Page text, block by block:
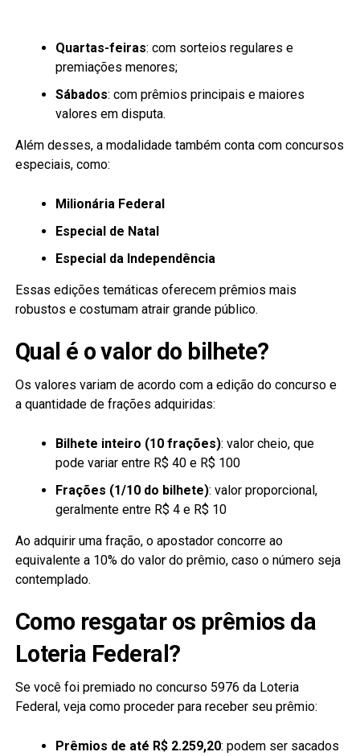
Quartas-feiras: com sorteios regulares e
premiações menores;
Sábados: com prêmios principais e maiores
valores em disputa.
Além desses, a modalidade também conta com concursos
especiais, como:
Milionária Federal
Especial de Natal
Especial da Independência
Essas edições temáticas oferecem prêmios mais
robustos e costumam atrair grande público.
Qual é o valor do bilhete?
Os valores variam de acordo com a edição do concurso e
a quantidade de frações adquiridas:
Bilhete inteiro (10 frações): valor cheio, que
pode variar entre R$ 40 e R$ 100
Frações (1/10 do bilhete): valor proporcional,
geralmente entre R$ 4 e R$ 10
Ao adquirir uma fração, o apostador concorre ao
equivalente a 10% do valor do prêmio, caso o número seja
contemplado.
Como resgatar os prêmios da
Loteria Federal?
Se você foi premiado no concurso 5976 da Loteria
Federal, veja como proceder para receber seu prêmio:
Prêmios de até R$ 2.259,20: podem ser sacados